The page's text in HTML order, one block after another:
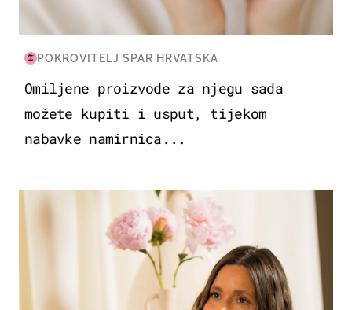
POKROVITELJ SPAR HRVATSKA
Omiljene proizvode za njegu sada
možete kupiti i usput, tijekom
nabavke namirnica...
MODA & LJEPOTA